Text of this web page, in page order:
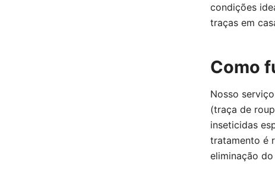
condições
traças em
Como
Nosso
(traça de
inseticidas
tratamento é
eliminação